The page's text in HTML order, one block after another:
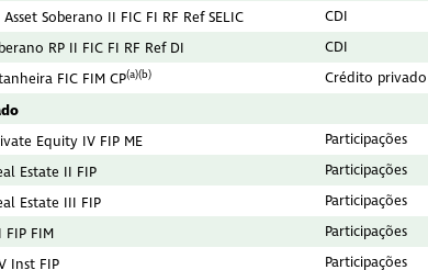
Soberano II FIC FI RF Ref SELIC
RP II FIC FI RF Ref DI
FIC FIM CP(a)(b)
Equity IV FIP ME
Estate II FIP
Estate III FIP
FIP FIM
Inst FIP
CDI
CDI
Crédito privado
Participações
Participações
Participações
Participações
Participações